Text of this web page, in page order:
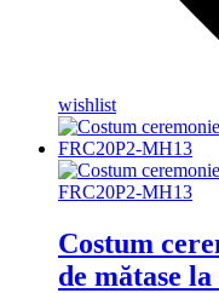
wishlist
Costum
de mătase